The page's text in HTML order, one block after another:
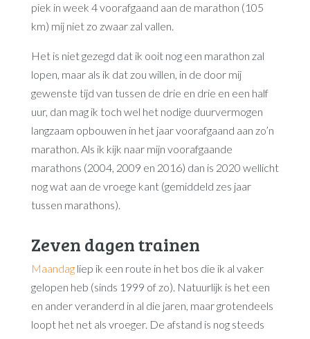
piek in week 4 voorafgaand aan de marathon (105
km) mij niet zo zwaar zal vallen.
Het is niet gezegd dat ik ooit nog een marathon zal
lopen, maar als ik dat zou willen, in de door mij
gewenste tijd van tussen de drie en drie en een half
uur, dan mag ik toch wel het nodige duurvermogen
langzaam opbouwen in het jaar voorafgaand aan zo’n
marathon. Als ik kijk naar mijn voorafgaande
marathons (2004, 2009 en 2016) dan is 2020 wellicht
nog wat aan de vroege kant (gemiddeld zes jaar
tussen marathons).
Zeven dagen trainen
Maandagliep ik een route in het bos die ik al vaker
gelopen heb (sinds 1999 of zo). Natuurlijk is het een
en ander veranderd in al die jaren, maar grotendeels
loopt het net als vroeger. De afstand is nog steeds